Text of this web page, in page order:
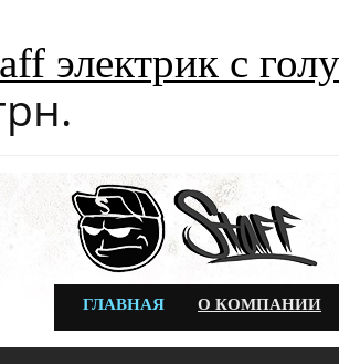
электрик с
ГЛАВНАЯ О КОМПАНИИ